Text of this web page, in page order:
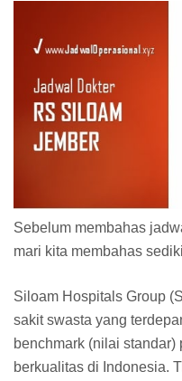
Sebelum membahas
mari kita membahas
Siloam Hospitals Group
sakit swasta yang
benchmark (nilai
berkualitas di Indonesia.